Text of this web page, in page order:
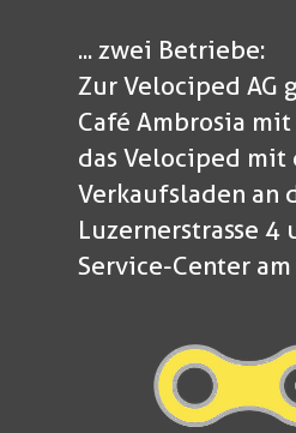
... zwei Betriebe:
Zur Velociped AG
Café Ambrosia
das Velociped mit
Verkaufsladen an
Luzernerstrasse 4
Service-Center